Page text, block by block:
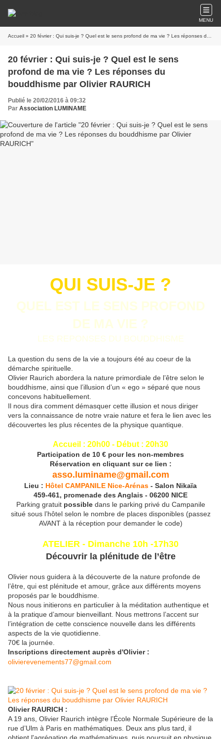
MENU
Accueil » 20 février : Qui suis-je ? Quel est le sens profond de ma vie ? Les réponses du bouddhisme par Olivier RAURICH
20 février : Qui suis-je ? Quel est le sens
profond de ma vie ? Les réponses du
bouddhisme par Olivier RAURICH
Publié le 20/02/2016 à 09:32
Par Association LUMINAME
QUI SUIS-JE ?
QUEL EST LE SENS PROFOND
DE MA VIE ?
LES REPONSES DU BOUDDHISME
La question du sens de la vie a toujours été au coeur de la
démarche spirituelle.
Olivier Raurich abordera la nature primordiale de l’être selon le
bouddhisme, ainsi que l’illusion d’un « ego » séparé que nous
concevons habituellement.
Il nous dira comment démasquer cette illusion et nous diriger
vers la connaissance de notre vraie nature et fera le lien avec les
découvertes les plus récentes de la physique quantique.
Accueil : 20h00 - Début : 20h30
Participation de 10 € pour les non-membres
Réservation en cliquant sur ce lien :
asso.luminame@gmail.com
Lieu : Hôtel CAMPANILE Nice-Arénas - Salon Nikaïa
459-461, promenade des Anglais - 06200 NICE
Parking gratuit possible dans le parking privé du Campanile
situé sous l’hôtel selon le nombre de places disponibles (passez
AVANT à la réception pour demander le code)
ATELIER - Dimanche 10h -17h30
Découvrir la plénitude de l’être
Olivier nous guidera à la découverte de la nature profonde de
l’être, qui est plénitude et amour, grâce aux différents moyens
proposés par le bouddhisme.
Nous nous initierons en particulier à la méditation authentique et
à la pratique d’amour bienveillant. Nous mettrons l’accent sur
l’intégration de cette conscience nouvelle dans les différents
aspects de la vie quotidienne.
70€ la journée.
Inscriptions directement auprès d'Olivier :
olivierevenements77@gmail.com
Olivier RAURICH :
A 19 ans, Olivier Raurich intègre l’École Normale Supérieure de la
rue d’Ulm à Paris en mathématiques. Deux ans plus tard, il